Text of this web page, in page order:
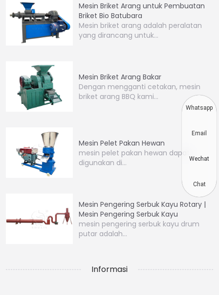
Mesin Briket Arang untuk Pembuatan
Briket Bio Batubara
Mesin briket arang adalah peralatan
yang dirancang untuk…
Mesin Briket Arang Bakar
Dengan mengganti cetakan, mesin
briket arang BBQ kami…
Mesin Pelet Pakan Hewan
mesin pelet pakan hewan dapat
digunakan di…
Mesin Pengering Serbuk Kayu Rotary |
Mesin Pengering Serbuk Kayu
mesin pengering serbuk kayu drum
putar adalah…
Informasi
Whatsapp
Email
Wechat
Chat